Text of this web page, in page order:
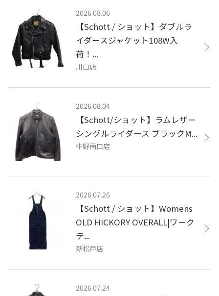
2026.08.06
【Schott / ショット】ダブルラ
イダースジャケット108W入
荷！...
川口店
2026.08.04
【Schott/ショット】ラムレザー
シングルライダース ブラックM...
中野南口店
2026.07.26
【Schott / ショット】Womens
OLD HICKORY OVERALL|ワーク
テ...
新松戸店
2026.07.24